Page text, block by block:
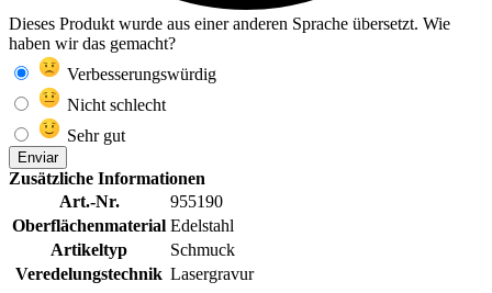
Dieses Produkt wurde aus einer anderen Sprache übersetzt. Wie
haben wir das gemacht?
Verbesserungswürdig
Nicht schlecht
Sehr gut
Enviar
Zusätzliche Informationen
Art.-Nr.
955190
Oberflächenmaterial Edelstahl
Artikeltyp
Schmuck
Veredelungstechnik Lasergravur